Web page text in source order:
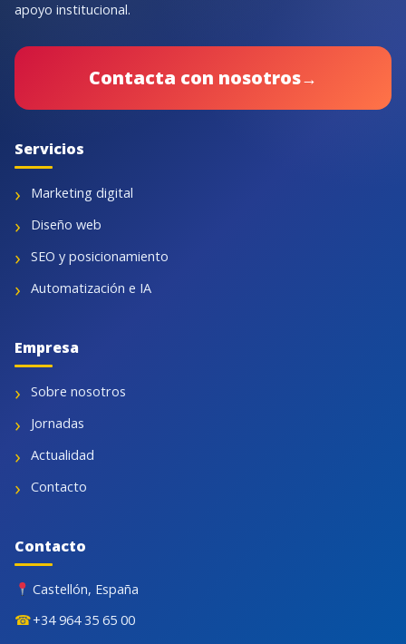
apoyo institucional.
Contacta con nosotros→
Servicios
Marketing digital
Diseño web
SEO y posicionamiento
Automatización e IA
Empresa
Sobre nosotros
Jornadas
Actualidad
Contacto
Contacto
Castellón, España
☎+34 964 35 65 00